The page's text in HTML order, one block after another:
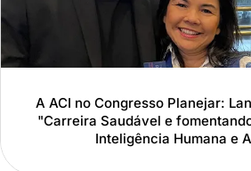
A ACI no Congresso Planejar:
"Carreira Saudável e
Inteligência Humana e